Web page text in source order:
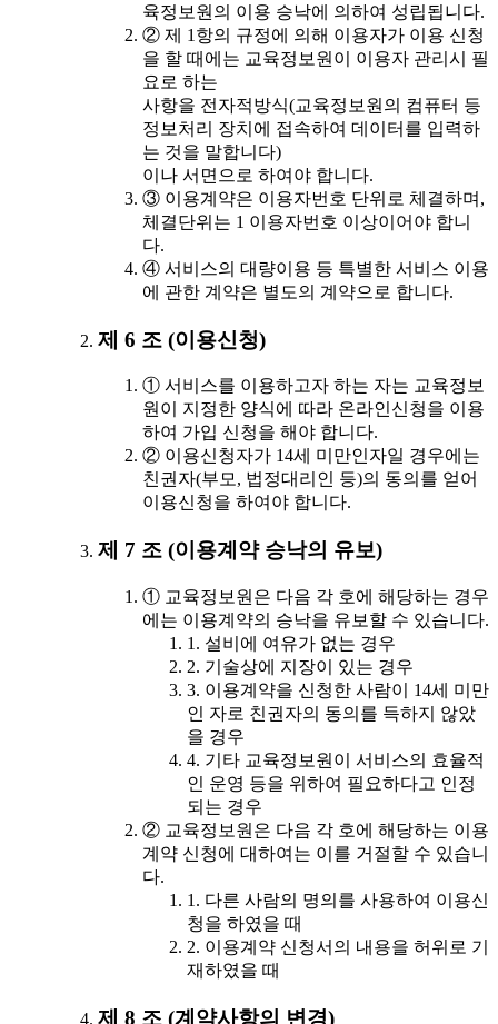
육정보원의 이용 승낙에 의하여 성립됩니다.
② 제 1항의 규정에 의해 이용자가 이용 신청
을 할 때에는 교육정보원이 이용자 관리시 필
요로 하는
사항을 전자적방식(교육정보원의 컴퓨터 등
정보처리 장치에 접속하여 데이터를 입력하
는 것을 말합니다)
이나 서면으로 하여야 합니다.
③ 이용계약은 이용자번호 단위로 체결하며,
체결단위는 1 이용자번호 이상이어야 합니
다.
④ 서비스의 대량이용 등 특별한 서비스 이용
에 관한 계약은 별도의 계약으로 합니다.
제 6 조 (이용신청)
① 서비스를 이용하고자 하는 자는 교육정보
원이 지정한 양식에 따라 온라인신청을 이용
하여 가입 신청을 해야 합니다.
② 이용신청자가 14세 미만인자일 경우에는
친권자(부모, 법정대리인 등)의 동의를 얻어
이용신청을 하여야 합니다.
제 7 조 (이용계약 승낙의 유보)
① 교육정보원은 다음 각 호에 해당하는 경우
에는 이용계약의 승낙을 유보할 수 있습니다.
1. 설비에 여유가 없는 경우
2. 기술상에 지장이 있는 경우
3. 이용계약을 신청한 사람이 14세 미만
인 자로 친권자의 동의를 득하지 않았
을 경우
4. 기타 교육정보원이 서비스의 효율적
인 운영 등을 위하여 필요하다고 인정
되는 경우
② 교육정보원은 다음 각 호에 해당하는 이용
계약 신청에 대하여는 이를 거절할 수 있습니
다.
1. 다른 사람의 명의를 사용하여 이용신
청을 하였을 때
2. 이용계약 신청서의 내용을 허위로 기
재하였을 때
제 8 조 (계약사항의 변경)